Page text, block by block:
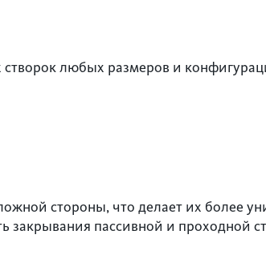
любых размеров и
стороны, что делает их более
закрывания пассивной и проходной